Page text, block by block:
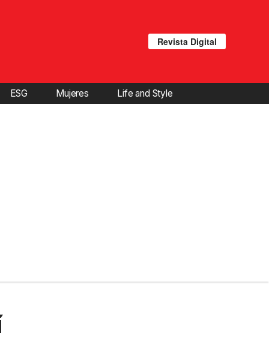
Revista Digital
ESG Mujeres Life and Style